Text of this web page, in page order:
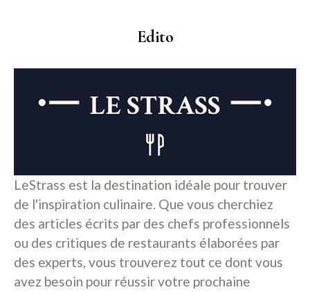
Edito
LeStrass est la destination idéale pour trouver
de l'inspiration culinaire. Que vous cherchiez
des articles écrits par des chefs professionnels
ou des critiques de restaurants élaborées par
des experts, vous trouverez tout ce dont vous
avez besoin pour réussir votre prochaine